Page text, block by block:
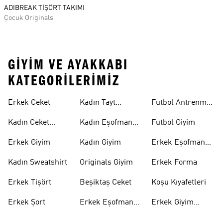
ADIBREAK TİŞÖRT TAKIMI
Çocuk Originals
GIYIM VE AYAKKABI
KATEGORILERIMIZ
Erkek Ceket
Kadın Ceket
Erkek Giyim
Kadın Sweatshirt
Erkek Tişört
Erkek Şort
Kadın Tayt
Kadın Eşofman
Kadın Giyim
Originals Giyim
Beşiktaş Ceket
Erkek Eşofman
Futbol Antrenman
Futbol Giyim
Erkek Eşofman
Erkek Forma
Koşu Kıyafetleri
Erkek Giyim